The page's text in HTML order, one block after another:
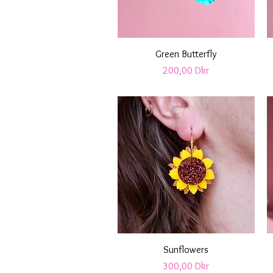
Snabbvisning
Green Butterfly
Pris
200,00 Dkr
Snabbvisning
Sunflowers
Pris
300,00 Dkr